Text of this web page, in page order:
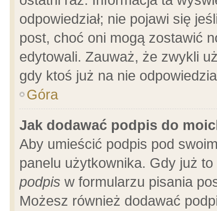
odpowiedział; nie pojawi się
post, choć oni mogą zostawić
edytowali. Zauważ, że zwykli
gdy ktoś już na nie
Góra
Jak dodawać podpis do
Aby umieścić podpis pod
panelu użytkownika. Gdy już
podpis w formularzu pisania
Możesz również dodawać